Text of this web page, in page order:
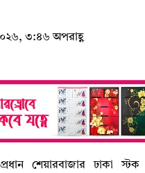
৩:৪৬ অপরাহ্ণ
শেয়ারবাজার ঢাকা স্টক